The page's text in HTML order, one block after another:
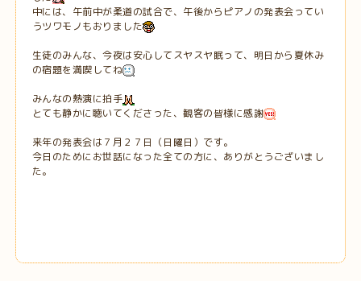
中には、午前中が柔道の試合で、午後からピアノの発表会ってい
うツワモノもおりました
生徒のみんな、今夜は安心してスヤスヤ眠って、明日から夏休み
の宿題を満喫してね
みんなの熱演に拍手
とても静かに聴いてくださった、観客の皆様に感謝
来年の発表会は７月２７日（日曜日）です。
今日のためにお世話になった全ての方に、ありがとうございまし
た。